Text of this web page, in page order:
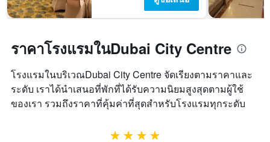
ราคาโรงแรมในDubai City Centre
โรงแรมในบริเวณDubai City Centre จัดเรียงตามราคาและ
ระดับ เราได้นำเสนอที่พักที่ได้รับความนิยมสูงสุดตามผู้ใช้
ของเรา รวมถึงราคาที่คุ้มค่าที่สุดสำหรับโรงแรมทุกระดับ
4 ดาว